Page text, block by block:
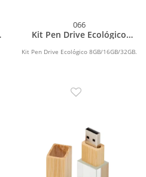
066
Kit Pen Drive Ecológico
Kit Pen Drive Ecológico 8GB/16GB/32GB.